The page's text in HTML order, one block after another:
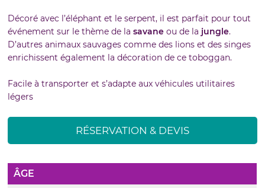
Décoré avec l’éléphant et le serpent, il est parfait pour tout
événement sur le thèmede lasavane ou de la jungle.
D’autres animaux sauvages comme des lions et des singes
enrichissent également la décoration de ce toboggan.
Facile à transporter et s’adapte aux véhicules utilitaires
légers
RÉSERVATION & DEVIS
ÂGE